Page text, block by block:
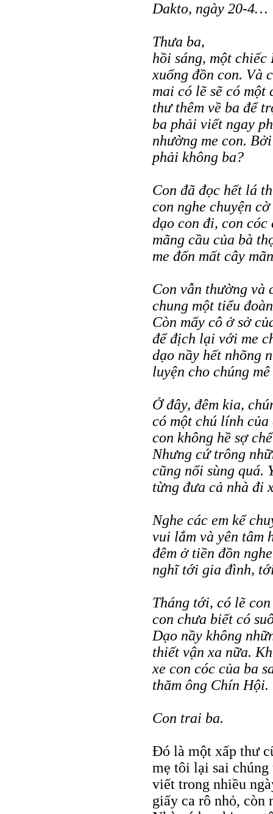
Dakto, ngày 20-4…
Thưa ba,
hồi sáng, một
xuống đồn con. Và
mai có lẽ sẽ có
thư thêm về ba để
ba phải viết ngay
nhường me con.
phải không ba?
Con đã đọc hết lá
con nghe chuyện
dạo con đi, con
mãng cầu của bà
me đốn mất cây
Con vẫn thường và
chung một tiểu
Còn mấy cô ở sở
để địch lại với me
dạo nầy hết nhõng
luyện cho chúng
Ở đây, đêm kia,
có một chú lính
con không hề sợ
Nhưng cứ trông
cũng nổi sùng quá.
từng đưa cả nhà đi
Nghe các em kể
vui lắm và yên tâm
đêm ở tiền đồn
nghĩ tới gia đình,
Tháng tới, có lẽ
con chưa biết có
Dạo nầy không
thiết vận xa nữa.
xe con cóc của ba
thăm ông Chín Hội.
Con trai ba.
Đó là một xấp thư
mẹ tôi lại sai
viết trong nhiều
giấy ca rô nhỏ, còn